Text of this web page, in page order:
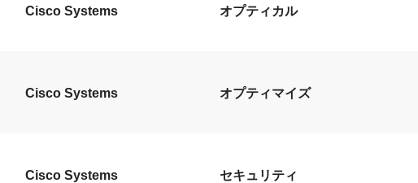
Cisco Systems オプティカル
Cisco Systems オプティマイズ
Cisco Systems セキュリティ